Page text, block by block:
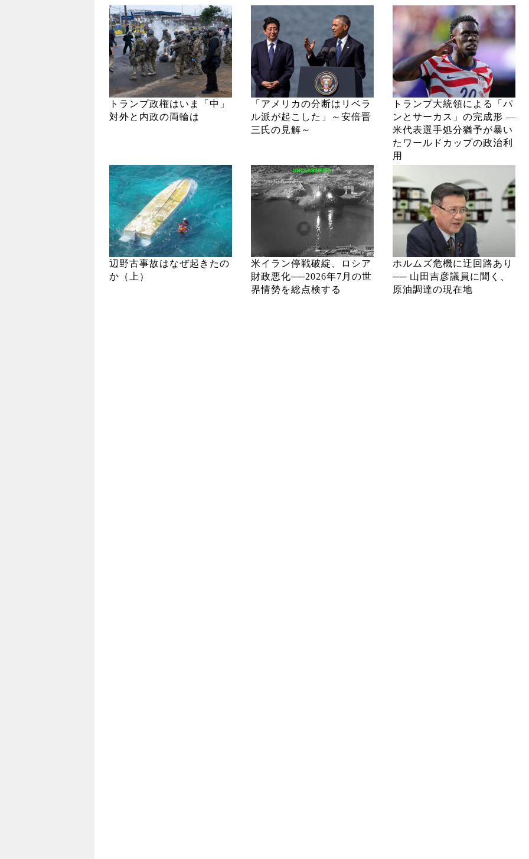
トランプ政権はいま「中」
対外と内政の両輪は
「アメリカの分断はリベラ
ル派が起こした」～安倍晋
三氏の見解～
トランプ大統領による「パ
ンとサーカス」の完成形 ―
米代表選手処分猶予が暴い
たワールドカップの政治利
用
辺野古事故はなぜ起きたの
か（上）
米イラン停戦破綻、ロシア
財政悪化──2026年7月の世
界情勢を総点検する
ホルムズ危機に迂回路あり
── 山田吉彦議員に聞く、
原油調達の現在地